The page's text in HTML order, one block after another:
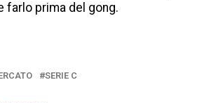
farlo prima del gong.
SERIE C